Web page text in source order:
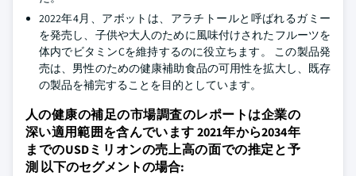
2022年4月、アボットは、アラチトールと呼ばれるガミー
を発売し、子供や大人のために風味付けされたフルーツを
体内でビタミンCを維持するのに役立ちます。 この製品発
売は、男性のための健康補助食品の可用性を拡大し、既存
の製品を補完することを目的としています。
人の健康の補足の市場調査のレポートは企業の
深い適用範囲を含んでいます 2021年から2034年
までのUSDミリオンの売上高の面での推定と予
測 以下のセグメントの場合: